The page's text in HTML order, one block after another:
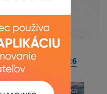
24.-25.07.2026